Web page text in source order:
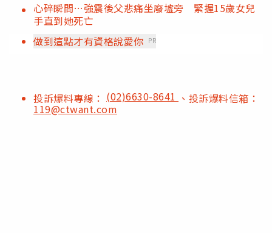
心碎瞬間…強震後父悲痛坐廢墟旁 緊握15歲女兒
手直到她死亡
做到這點才有資格說愛你 PR
投訴爆料專線： (02)6630-8641 、投訴爆料信箱：
119@ctwant.com